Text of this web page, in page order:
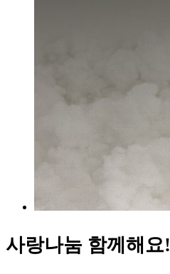
사랑나눔 함께해요!